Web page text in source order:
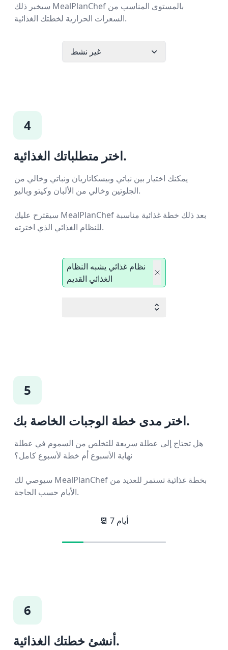
سيخبر ذلك MealPlanChef بالمستوى المناسب من
السعرات الحرارية لخطتك الغذائية.
غير نشط
4
اختر متطلباتك الغذائية.
يمكنك اختيار بين نباتي وبيسكاتاريان ونباتي وخالي من
الجلوتين وخالي من الألبان وكيتو وباليو.
سيقترح عليك MealPlanChef بعد ذلك خطة غذائية مناسبة
للنظام الغذائي الذي اخترته.
نظام غذائي يشبه النظام
الغذائي القديم
5
اختر مدى خطة الوجبات الخاصة بك.
هل تحتاج إلى عطلة سريعة للتخلص من السموم في عطلة
نهاية الأسبوع أم خطة لأسبوع كامل؟
سيوصي لك MealPlanChef بخطة غذائية تستمر للعديد من
الأيام حسب الحاجة.
📆 7 أيام
6
أنشئ خطتك الغذائية.